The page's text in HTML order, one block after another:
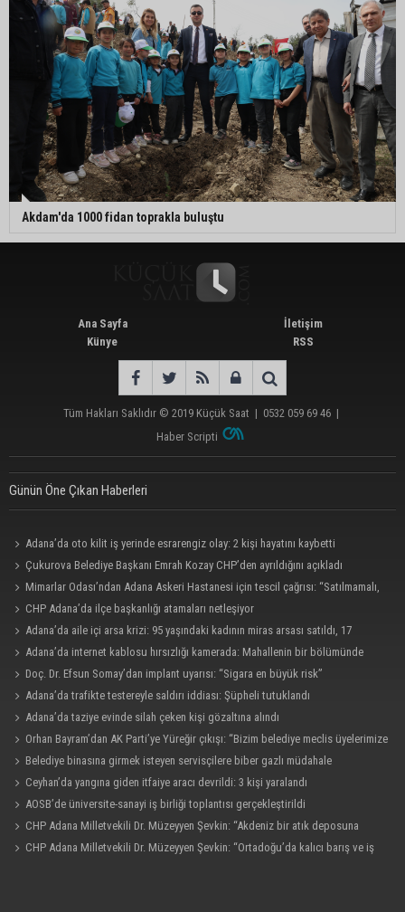
Akdam'da 1000 fidan toprakla buluştu
Ana Sayfa
Künye
İletişim
RSS
Tüm Hakları Saklıdır © 2019 Küçük Saat | 0532 059 69 46 |
Haber Scripti
Günün Öne Çıkan Haberleri
Adana’da oto kilit iş yerinde esrarengiz olay: 2 kişi hayatını kaybetti
Çukurova Belediye Başkanı Emrah Kozay CHP’den ayrıldığını açıkladı
Mimarlar Odası’ndan Adana Askeri Hastanesi için tescil çağrısı: “Satılmamalı,
amaç dışı kullanılmamalı”
CHP Adana’da ilçe başkanlığı atamaları netleşiyor
Adana’da aile içi arsa krizi: 95 yaşındaki kadının miras arsası satıldı, 17
milyonun 13 milyonu harcandı
Adana’da internet kablosu hırsızlığı kamerada: Mahallenin bir bölümünde
internet erişimi kesildi
Doç. Dr. Efsun Somay’dan implant uyarısı: “Sigara en büyük risk”
Adana’da trafikte testereyle saldırı iddiası: Şüpheli tutuklandı
Adana’da taziye evinde silah çeken kişi gözaltına alındı
Orhan Bayram’dan AK Parti’ye Yüreğir çıkışı: “Bizim belediye meclis üyelerimize
ne yaptınız? Siz önce onu anlatın”
Belediye binasına girmek isteyen servisçilere biber gazlı müdahale
Ceyhan’da yangına giden itfaiye aracı devrildi: 3 kişi yaralandı
AOSB’de üniversite-sanayi iş birliği toplantısı gerçekleştirildi
CHP Adana Milletvekili Dr. Müzeyyen Şevkin: “Akdeniz bir atık deposuna
dönüşmemeli”
CHP Adana Milletvekili Dr. Müzeyyen Şevkin: “Ortadoğu’da kalıcı barış ve iş